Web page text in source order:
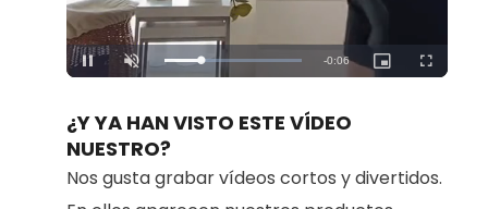
Pause Unmute Loaded:
100.00%
Remaining
-0:06
Picture-
in-
Fullscreen
¿Y YA HAN VISTO ESTE VÍDEO
NUESTRO?
Nos gusta grabar vídeos cortos y divertidos.